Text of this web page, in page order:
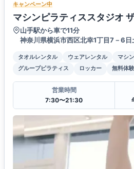
キャンペーン中
マシンピラティススタジオ
山手駅から車で11分
神奈川県横浜市西区北幸1丁目7－6
タオルレンタル ウェアレンタル
マシ
グループピラティス
ロッカー 無料体験
営業時間
7:30〜21:30